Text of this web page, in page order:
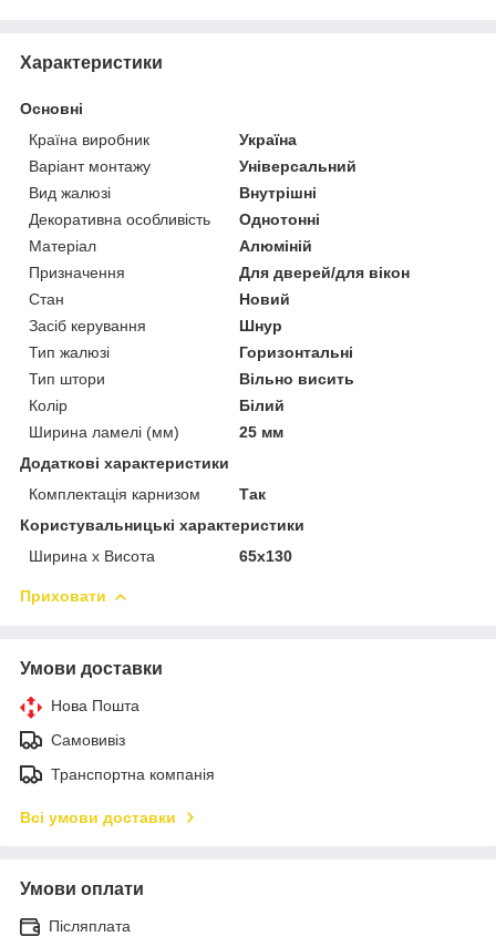
Характеристики
Основні
Країна виробник
Україна
Варіант монтажу
Універсальний
Вид жалюзі
Внутрішні
Декоративна особливість
Однотонні
Матеріал
Алюміній
Призначення
Для дверей/для вікон
Стан
Новий
Засіб керування
Шнур
Тип жалюзі
Горизонтальні
Тип штори
Вільно висить
Колір
Білий
Ширина ламелі (мм)
25 мм
Додаткові характеристики
Комплектація карнизом
Так
Користувальницькі характеристики
Ширина х Висота
65х130
Приховати
Умови доставки
Нова Пошта
Самовивіз
Транспортна компанія
Всі умови доставки
Умови оплати
Післяплата